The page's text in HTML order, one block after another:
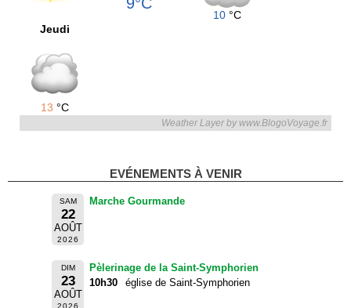
10 °C
Jeudi
13 °C
Weather Layer by www.BlogoVoyage.fr
EVÉNEMENTS À VENIR
SAM
22
AOÛT
2026
Marche Gourmande
DIM
23
AOÛT
Pèlerinage de la Saint-Symphorien
10h30
église de Saint-Symphorien